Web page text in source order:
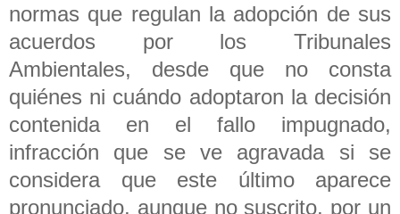
normas que regulan la adopción de sus
acuerdos por los Tribunales
Ambientales, desde que no consta
quiénes ni cuándo adoptaron la decisión
contenida en el fallo impugnado,
infracción que se ve agravada si se
considera que este último aparece
pronunciado, aunque no suscrito, por un